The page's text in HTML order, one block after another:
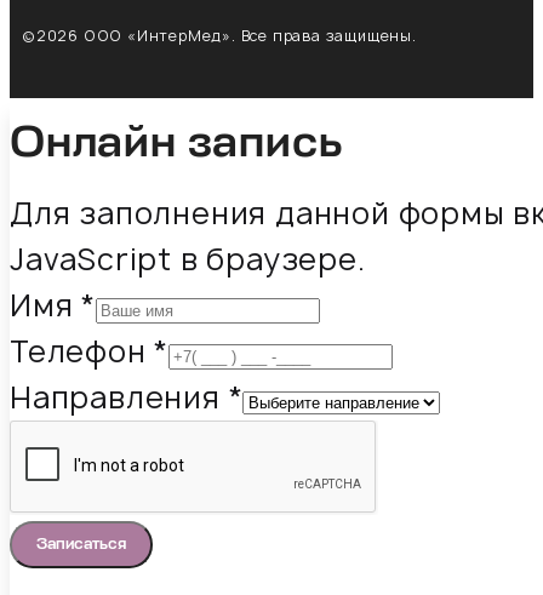
©2026 ООО «ИнтерМед». Все права защищены.
Онлайн запись
Для заполнения данной формы
JavaScript в браузере.
Имя*
Телефон*
Направления *
Записаться